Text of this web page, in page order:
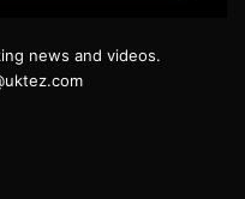
news and videos.